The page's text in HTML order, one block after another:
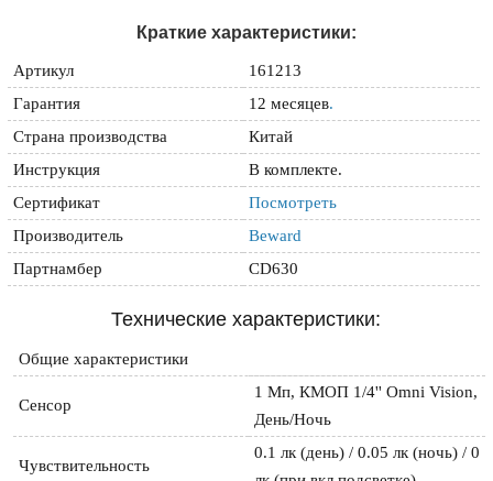
Краткие характеристики:
Артикул
161213
Гарантия
12 месяцев.
Страна производства
Китай
Инструкция
В комплекте.
Сертификат
Посмотреть
Производитель
Beward
Партнамбер
CD630
Технические характеристики:
Общие характеристики
Сенсор
1 Мп, КМОП 1/4'' Omni Vision,
День/Ночь
Чувствительность
0.1 лк (день) / 0.05 лк (ночь) / 0